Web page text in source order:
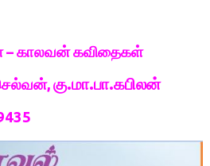
– காலவன் கவிதைகள்
கு.மா.பா.கபிலன்